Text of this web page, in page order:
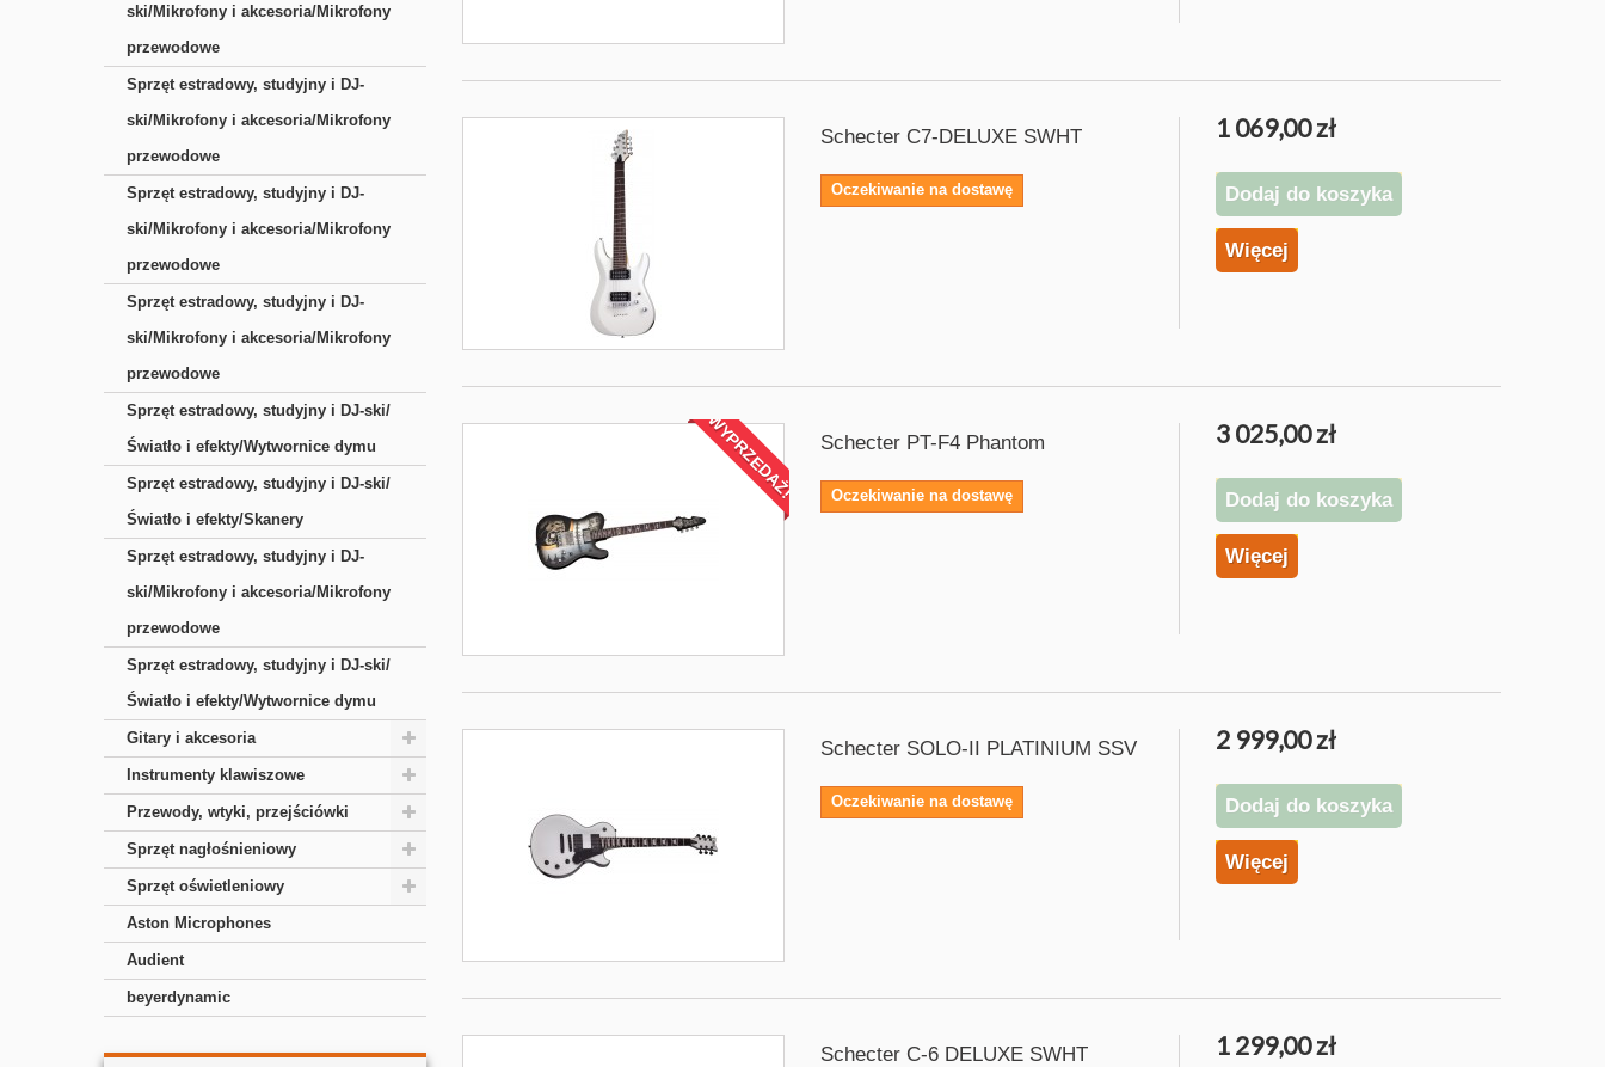
ski/Mikrofony i akcesoria/Mikrofony
przewodowe
Sprzęt estradowy, studyjny i DJ-
ski/Mikrofony i akcesoria/Mikrofony
przewodowe
Sprzęt estradowy, studyjny i DJ-
ski/Mikrofony i akcesoria/Mikrofony
przewodowe
Sprzęt estradowy, studyjny i DJ-
ski/Mikrofony i akcesoria/Mikrofony
przewodowe
Sprzęt estradowy, studyjny i DJ-ski/
Światło i efekty/Wytwornice dymu
Sprzęt estradowy, studyjny i DJ-ski/
Światło i efekty/Skanery
Sprzęt estradowy, studyjny i DJ-
ski/Mikrofony i akcesoria/Mikrofony
przewodowe
Sprzęt estradowy, studyjny i DJ-ski/
Światło i efekty/Wytwornice dymu
Gitary i akcesoria
Instrumenty klawiszowe
Przewody, wtyki, przejściówki
Sprzęt nagłośnieniowy
Sprzęt oświetleniowy
Aston Microphones
Audient
beyerdynamic
Schecter C7-DELUXE SWHT
Oczekiwanie na dostawę
1 069,00 zł
Dodaj do koszyka
Więcej
WYPRZEDAŻ! Schecter PT-F4 Phantom
Oczekiwanie na dostawę
3 025,00 zł
Dodaj do koszyka
Więcej
Schecter SOLO-II PLATINIUM SSV
Oczekiwanie na dostawę
2 999,00 zł
Dodaj do koszyka
Więcej
Schecter C-6 DELUXE SWHT 1 299,00 zł